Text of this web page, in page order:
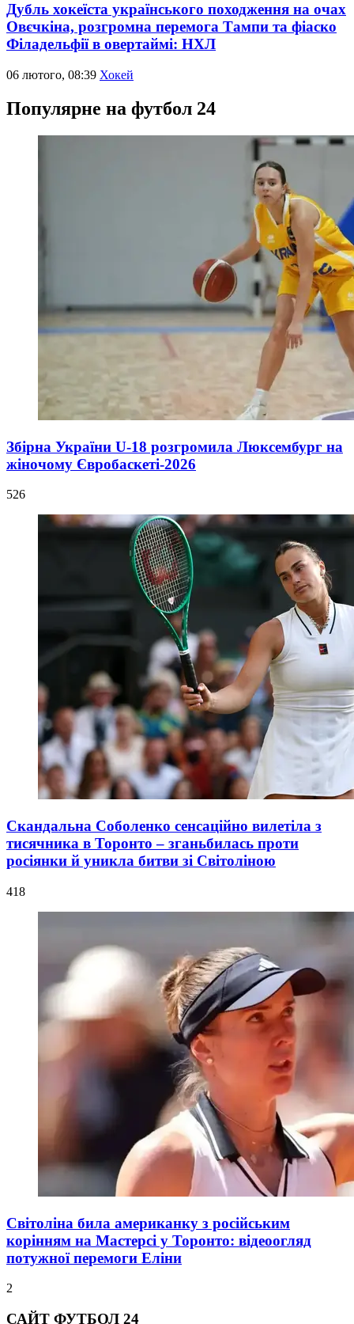
Дубль хокеїста українського походження на очах
Овєчкіна, розгромна перемога Тампи та фіаско
Філадельфії в овертаймі: НХЛ
06 лютого, 08:39 Хокей
Популярне на футбол 24
Збірна України U-18 розгромила Люксембург на
жіночому Євробаскеті-2026
526
Скандальна Соболенко сенсаційно вилетіла з
тисячника в Торонто – зганьбилась проти
росіянки й уникла битви зі Світоліною
418
Світоліна била американку з російським
корінням на Мастерсі у Торонто: відеоогляд
потужної перемоги Еліни
2
САЙТ ФУТБОЛ 24